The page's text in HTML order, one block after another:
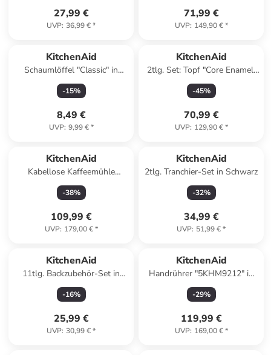
27,99 €
UVP: 36,99 €*
71,99 €
UVP: 149,90 €*
KitchenAid
Schaumlöffel "Classic" in
Schwarz/ Grau - (L)34 cm
-15%
8,49 €
UVP: 9,99 €*
KitchenAid
2tlg. Set: Topf "Core Enamel"
in Rot - Ø 20 cm
-45%
70,99 €
UVP: 129,90 €*
KitchenAid
Kabellose Kaffeemühle
"5KBGR111" in Schwarz
-38%
109,99 €
UVP: 179,00 €*
KitchenAid
2tlg. Tranchier-Set in Schwarz
-32%
34,99 €
UVP: 51,99 €*
KitchenAid
11tlg. Backzubehör-Set in
Schwarz/ Hellbraun
-16%
25,99 €
UVP: 30,99 €*
KitchenAid
Handrührer "5KHM9212" in
Mint
-29%
119,99 €
UVP: 169,00 €*